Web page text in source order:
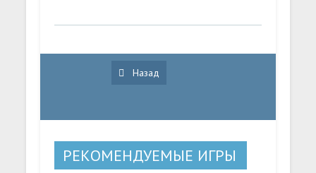
Назад
РЕКОМЕНДУЕМЫЕ ИГРЫ